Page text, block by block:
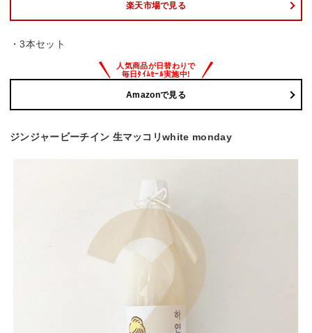
楽天市場で見る
・3本セット
Amazonで見る
ジンジャービーチイン 生マッコリwhite monday